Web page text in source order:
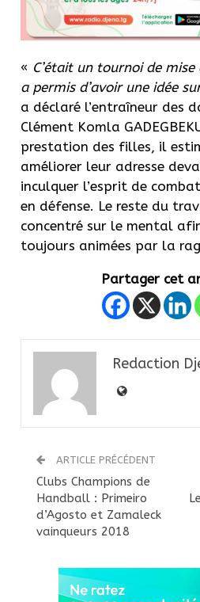
« C’était un tournoi de
a permis d’avoir une idée
a déclaré l’entraîneur des
Clément Komla
prestation des filles, il
améliorer leur adresse
inculquer l’esprit de
en défense. Le reste du
concentré sur le mental
toujours animées par la
Partager cet
Redaction
ARTICLE PRÉCÉDENT
Clubs Champions de
Handball : Primeiro
d’Agosto et Zamaleck
vainqueurs 2018